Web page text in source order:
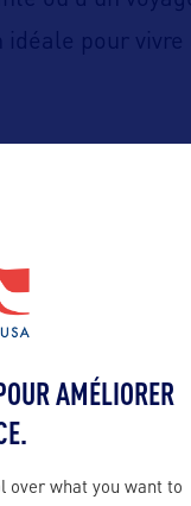
pour vivre
AMÉLIORER
over what you want to